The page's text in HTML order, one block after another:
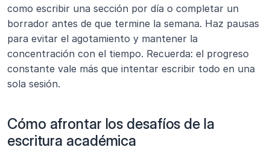
como escribir una sección por día o completar un
borrador antes de que termine la semana. Haz pausas
para evitar el agotamiento y mantener la
concentración con el tiempo. Recuerda: el progreso
constante vale más que intentar escribir todo en una
sola sesión.
Cómo afrontar los desafíos de la
escritura académica